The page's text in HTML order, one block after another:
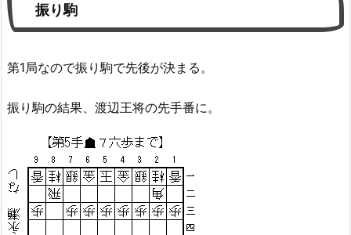
振り駒
第1局なので振り駒で先後が決まる。
振り駒の結果、渡辺王将の先手番に。